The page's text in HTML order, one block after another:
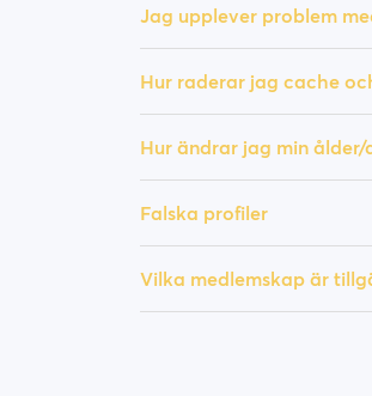
Jag upplever problem
Hur raderar jag cache
Hur ändrar jag min ålder/
Falska profiler
Vilka medlemskap är